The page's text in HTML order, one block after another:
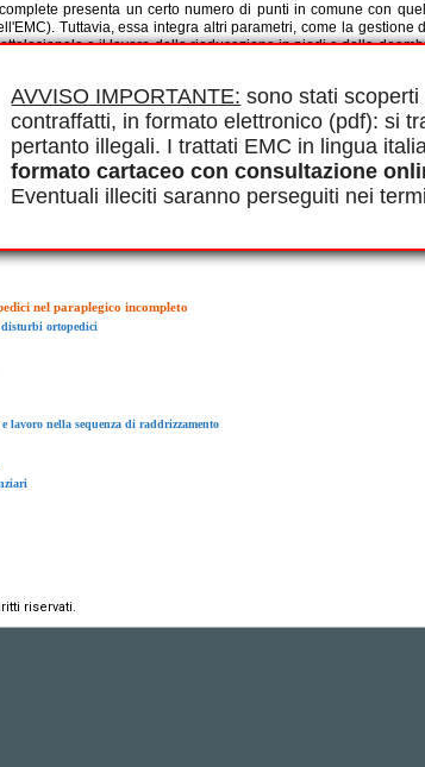
AVVISO IMPORTANTE: sono stati
contraffatti, in formato elettronico (pdf): si
pertanto illegali. I trattati EMC in lingua
formato cartaceo con consultazione
Eventuali illeciti saranno perseguiti nei
presenta un certo numero di punti in comune con
Tuttavia, essa integra altri parametri, come la gestione
e il lavoro della rieducazione in piedi e della
articolo è di affrontare le particolarità di questa gestione e di
tenendo conto della variabilità delle loro possibilità
dell'invecchiamento e del reinserimento
in PDF.
incompleta, Rieducazione neuro-sensori-motoria,
di vita
nel paraplegico incompleto
disturbi ortopedici
nella sequenza di raddrizzamento
riservati.